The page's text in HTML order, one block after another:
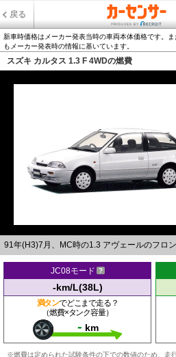
戻る
新車時価格はメーカー発表当時の車両本体価格です。
もメーカー発表時の情報に基いています。
スズキ カルタス 1.3 F 4WDの燃費
91年(H3)7月、MC時の1.3 アヴェールのフロ
JC08モード
-km/L(38L)
満タンでどこまで走る？
（燃費×タンク容量）
- km
※燃費は定められた試験条件の下での数値のため、走